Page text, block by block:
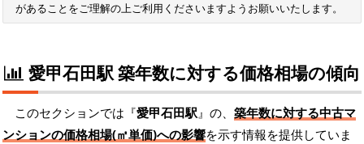
があることをご理解の上ご利用くださいますようお願いいたします。
愛甲石田駅 築年数に対する価格相場の傾向
このセクションでは『愛甲石田駅』の、 築年数に対する中古マ
ンションの価格相場(㎡単価)への影響を示す情報を提供していま